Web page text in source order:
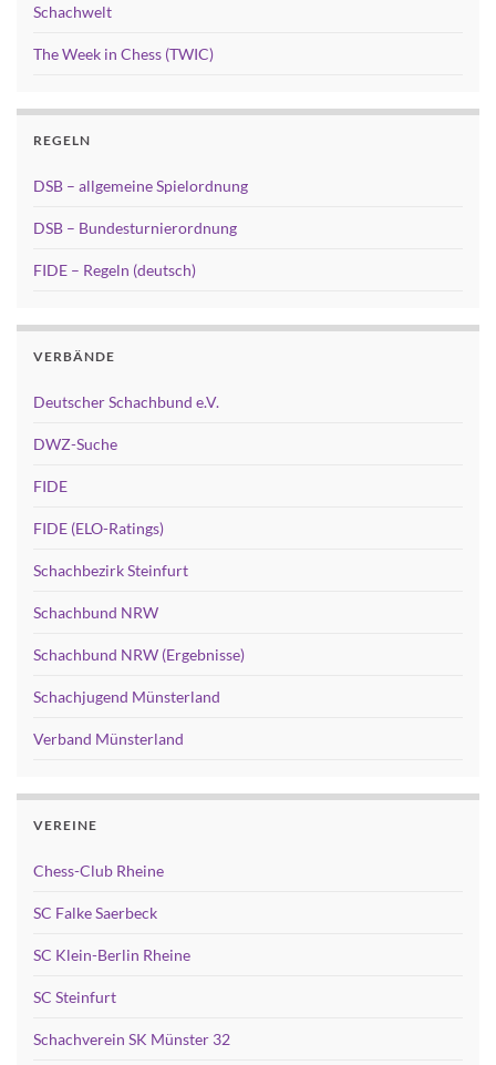
Schachwelt
The Week in Chess (TWIC)
REGELN
DSB – allgemeine Spielordnung
DSB – Bundesturnierordnung
FIDE – Regeln (deutsch)
VERBÄNDE
Deutscher Schachbund e.V.
DWZ-Suche
FIDE
FIDE (ELO-Ratings)
Schachbezirk Steinfurt
Schachbund NRW
Schachbund NRW (Ergebnisse)
Schachjugend Münsterland
Verband Münsterland
VEREINE
Chess-Club Rheine
SC Falke Saerbeck
SC Klein-Berlin Rheine
SC Steinfurt
Schachverein SK Münster 32